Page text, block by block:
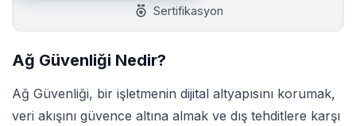
Sertifikasyon
Ağ Güvenliği Nedir?
Ağ Güvenliği, bir işletmenin dijital altyapısını korumak,
veri akışını güvence altına almak ve dış tehditlere karşı